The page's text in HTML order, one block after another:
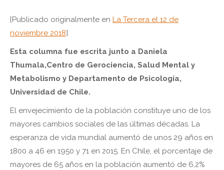
[Publicado originalmente en La Tercera el 12 de
noviembre 2018]
Esta columna fue escrita junto a Daniela
Thumala,Centro de Gerociencia, Salud Mental y
Metabolismo y Departamento de Psicología,
Universidad de Chile.
El envejecimiento de la población constituye uno de los
mayores cambios sociales de las últimas décadas. La
esperanza de vida mundial aumentó de unos 29 años en
1800 a 46 en 1950 y 71 en 2015. En Chile, el porcentaje de
mayores de 65 años en la población aumentó de 6,2%